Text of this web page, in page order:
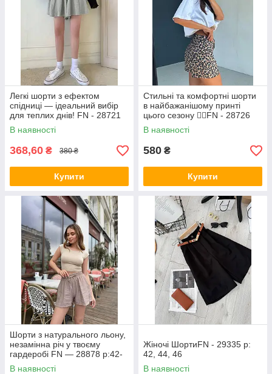
Легкі шорти з ефектом
спідниці — ідеальний вибір
для теплих днів! FN - 28721
р:42-48
В наявності
368,60 ₴ 380 ₴
Купити
Стильні та комфортні шорти
в найбажанішому принті
цього сезону ❤️‍🔥FN - 28726
р:42-44, 44-46
В наявності
580 ₴
Купити
Шорти з натурального льону,
незамінна річ у твоєму
гардеробі FN — 28878 р:42-
46,48-52
В наявності
Жіночі ШортиFN - 29335 р:
42, 44, 46
В наявності